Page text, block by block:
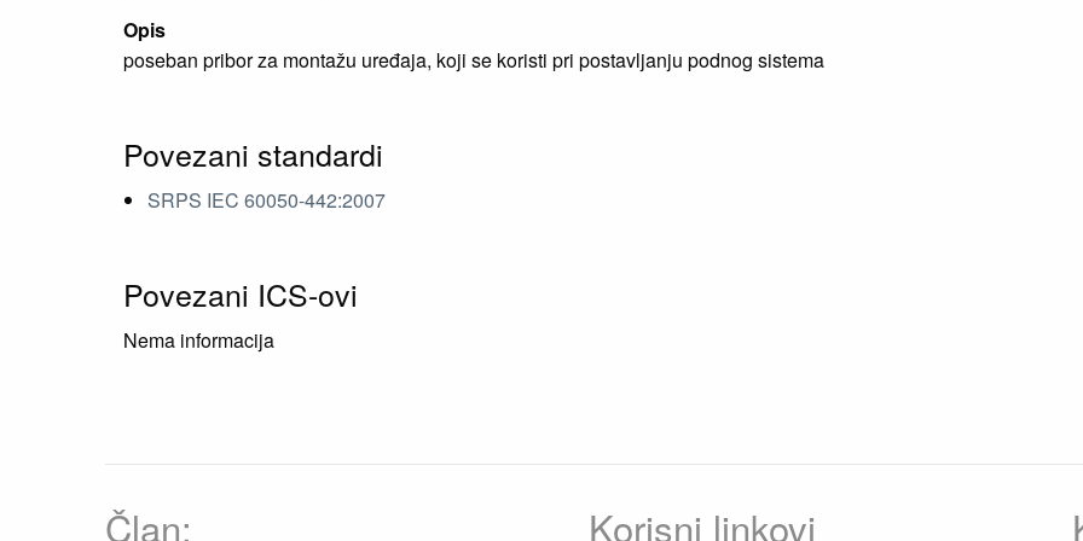
Opis
poseban pribor za montažu uređaja, koji se koristi pri postavljanju podnog sistema
Povezani standardi
SRPS IEC 60050-442:2007
Povezani ICS-ovi
Nema informacija
Član: Korisni linkovi